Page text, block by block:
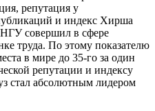
репутация у
и индекс Хирша
совершил в сфере
труда. По этому показателю
в мире до 35-го за один
репутации и индексу
стал абсолютным лидером